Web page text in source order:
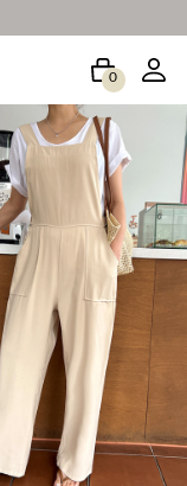
0
아울렛 하객&모임룩